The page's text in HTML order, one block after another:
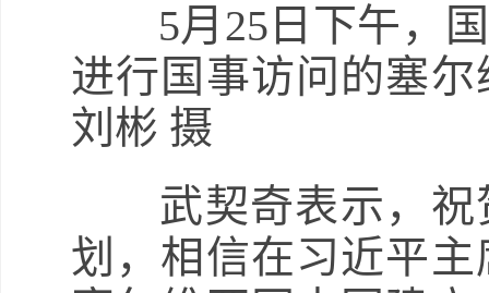
5月25日下午，
进行国事访问的塞
刘彬 摄
武契奇表示，祝
划，相信在习近平